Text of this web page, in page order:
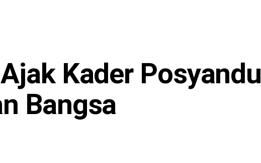
Kader Posyandu
Bangsa